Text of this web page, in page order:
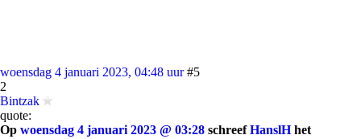
woensdag 4 januari 2023, 04:48 uur #5
2
Bintzak
quote:
Op woensdag 4 januari 2023 @ 03:28 schreefHanslHhet